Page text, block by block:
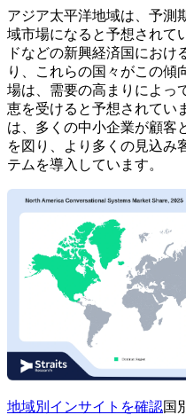
アジア太平洋地域は、予測
域市場になると予想されて
ドなどの新興経済国におけ
り、これらの国々がこの傾
場は、需要の高まりによっ
恵を受けると予想されてい
は、多くの中小企業が顧客
を図り、より多くの見込み
テムを導入しています。
地域別インサイトを確認国